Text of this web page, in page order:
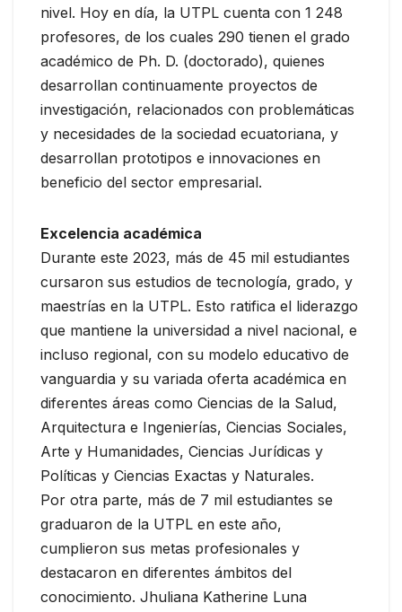
nivel. Hoy en día, la UTPL cuenta con 1 248
profesores, de los cuales 290 tienen el grado
académico de Ph. D. (doctorado), quienes
desarrollan continuamente proyectos de
investigación, relacionados con problemáticas
y necesidades de la sociedad ecuatoriana, y
desarrollan prototipos e innovaciones en
beneficio del sector empresarial.
Excelencia académica
Durante este 2023, más de 45 mil estudiantes
cursaron sus estudios de tecnología, grado, y
maestrías en la UTPL. Esto ratifica el liderazgo
que mantiene la universidad a nivel nacional, e
incluso regional, con su modelo educativo de
vanguardia y su variada oferta académica en
diferentes áreas como Ciencias de la Salud,
Arquitectura e Ingenierías, Ciencias Sociales,
Arte y Humanidades, Ciencias Jurídicas y
Políticas y Ciencias Exactas y Naturales.
Por otra parte, más de 7 mil estudiantes se
graduaron de la UTPL en este año,
cumplieron sus metas profesionales y
destacaron en diferentes ámbitos del
conocimiento. Jhuliana Katherine Luna